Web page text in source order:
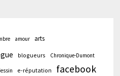
amour arts
blogueurs Chronique-Dumont
e-réputation facebook